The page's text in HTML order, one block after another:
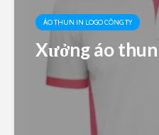
ÁO THUN IN LOGO CÔNG TY
Xưởng áo